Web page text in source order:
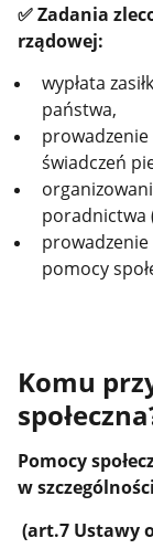
✅Zadania
rządowej:
wypłata
państwa,
świadczeń
poradnictwa
pomocy
Komu
Pomocy
w
(art.7 Ustawy